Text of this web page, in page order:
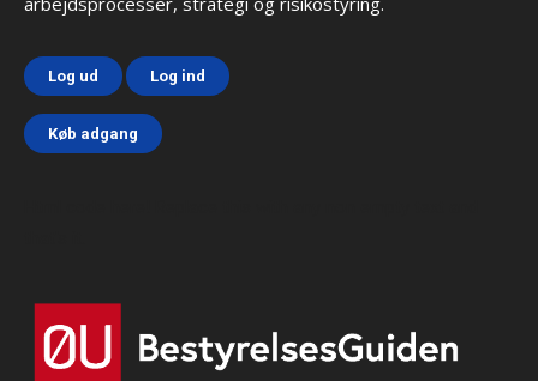
Log ud Log ind
Køb adgang